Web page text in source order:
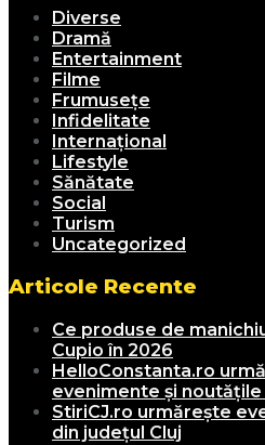
Diverse
Dramă
Entertainment
Filme
Frumusețe
Infidelitate
Internațional
Lifestyle
Sănătate
Social
Turism
Uncategorized
Articole Recente
Ce produse de
Cupio în 2026
HelloConstanta.ro
evenimente și
StiriCJ.ro urmărește
din județul Cluj